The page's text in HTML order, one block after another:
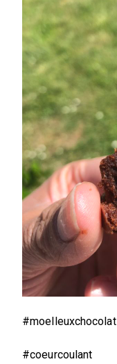
#moelleuxchocolat
#coeurcoulant